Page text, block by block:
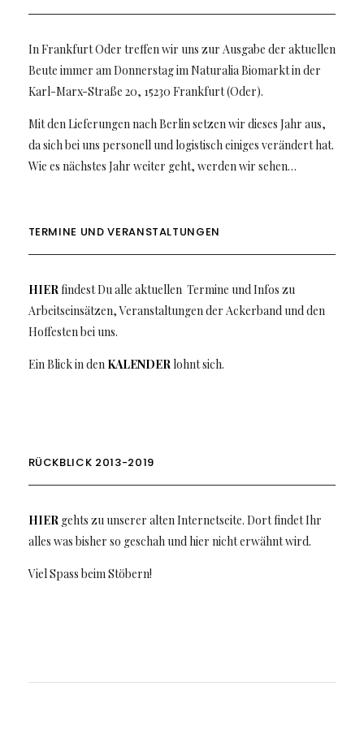
In Frankfurt Oder treffen wir uns zur Ausgabe der aktuellen
Beute immer am Donnerstag im Naturalia Biomarkt in der
Karl-Marx-Straße 20, 15230 Frankfurt (Oder).
Mit den Lieferungen nach Berlin setzen wir dieses Jahr aus,
da sich bei uns personell und logistisch einiges verändert hat.
Wie es nächstes Jahr weiter geht, werden wir sehen…
TERMINE UND VERANSTALTUNGEN
HIER findest Du alle aktuellen Termine und Infos zu
Arbeitseinsätzen, Veranstaltungen der Ackerband und den
Hoffesten bei uns.
Ein Blick in den KALENDER lohnt sich.
RÜCKBLICK 2013-2019
HIER gehts zu unserer alten Internetseite. Dort findet Ihr
alles was bisher so geschah und hier nicht erwähnt wird.
Viel Spass beim Stöbern!